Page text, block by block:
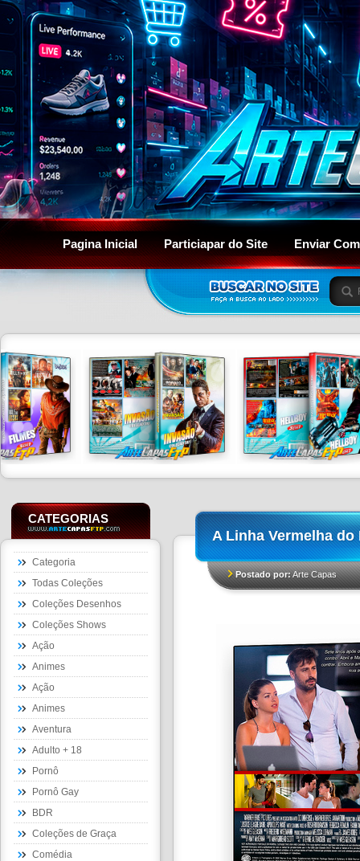
Pagina Inicial Particiapar do Site Enviar
CATEGORIAS
Categoria
Todas Coleções
Coleções Desenhos
Coleções Shows
Ação
Animes
Ação
Animes
Aventura
Adulto + 18
Pornô
Pornô Gay
BDR
Coleções de Graça
Comédia
A Linha Vermelha
Postado por:Arte Capas